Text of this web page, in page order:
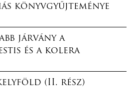
könyvgyűjteménye
járvány a
és a kolera
(II. rész)